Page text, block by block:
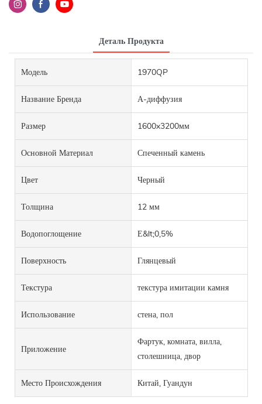
Деталь Продукта
Модель 1970QP
Название Бренда А-диффузия
Размер 1600x3200мм
Основной Материал Спеченный камень
Цвет Черный
Толщина 12 мм
Водопоглощение Е&lt;0,5%
Поверхность Глянцевый
Текстура текстура имитации камня
Использование стена, пол
Приложение
Фартук, комната, вилла,
столешница, двор
Место Происхождения Китай, Гуандун